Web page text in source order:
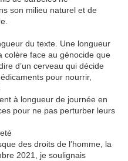
son milieu naturel et de
du texte. Une longueur
colère face au génocide que
d’un cerveau qui décide
pour nourrir,
à longueur de journée en
pour ne pas perturber leurs
des droits de l’homme, la
2021, je soulignais